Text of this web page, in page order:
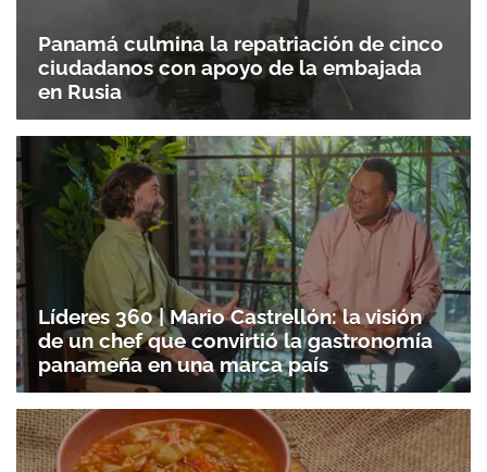
Panamá culmina la repatriación de cinco
ciudadanos con apoyo de la embajada
en Rusia
Líderes 360 | Mario Castrellón: la visión
de un chef que convirtió la gastronomía
panameña en una marca país